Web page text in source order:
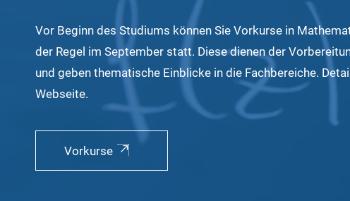
Vor Beginn des Studiums können Sie Vorkurse in
der Regel im September statt. Diese dienen der
und geben thematische Einblicke in die Fachbereiche.
Webseite.
Vorkurse